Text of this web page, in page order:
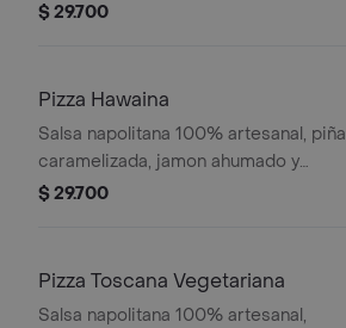
$ 29.700
Pizza Hawaina
Salsa napolitana 100% artesanal, piña
caramelizada, jamon ahumado y
queso.
$ 29.700
Pizza Toscana Vegetariana
Salsa napolitana 100% artesanal,